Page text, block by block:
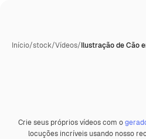
Início/stock/Vídeos/Ilustração de Cão
Premium
Crie seus próprios vídeos com o
locuções incríveis usando nosso